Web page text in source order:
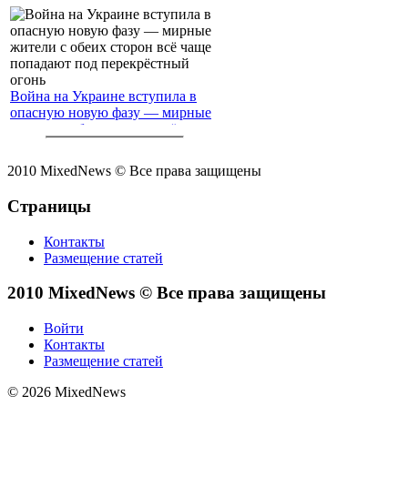
Война на Украине вступила в
опасную новую фазу — мирные
жители с обеих сторон всё чаще
2010 MixedNews © Все права защищены
Страницы
Контакты
Размещение статей
2010 MixedNews © Все права защищены
Войти
Контакты
Размещение статей
© 2026 MixedNews